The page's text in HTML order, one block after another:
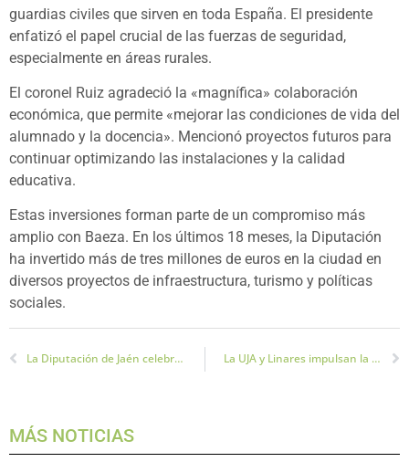
guardias civiles que sirven en toda España. El presidente
enfatizó el papel crucial de las fuerzas de seguridad,
especialmente en áreas rurales.
El coronel Ruiz agradeció la «magnífica» colaboración
económica, que permite «mejorar las condiciones de vida del
alumnado y la docencia». Mencionó proyectos futuros para
continuar optimizando las instalaciones y la calidad
educativa.
Estas inversiones forman parte de un compromiso más
amplio con Baeza. En los últimos 18 meses, la Diputación
ha invertido más de tres millones de euros en la ciudad en
diversos proyectos de infraestructura, turismo y políticas
sociales.
La Diputación de Jaén celebra el éxito del Club Natación Jaén La UJA y Linares impulsan la internacionalización universitaria
MÁS NOTICIAS